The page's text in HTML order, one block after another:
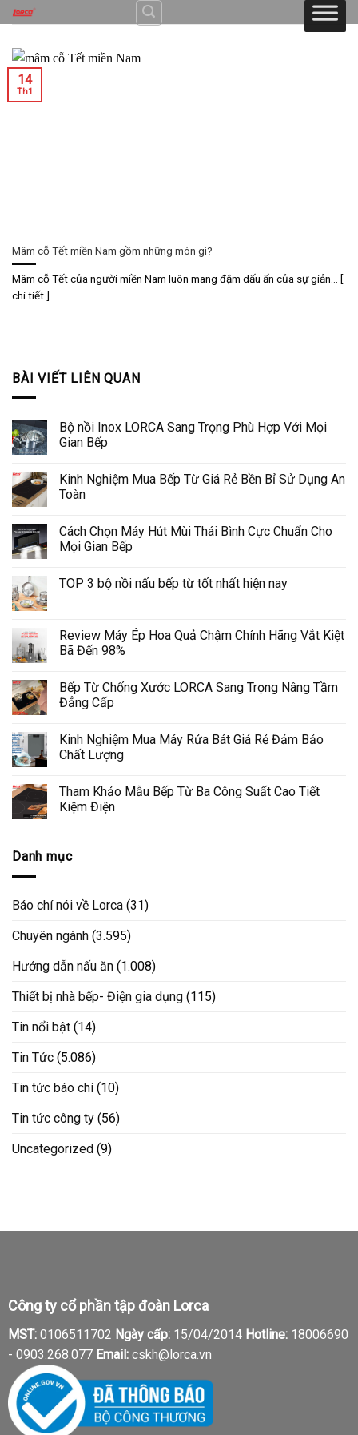
Skip
to
content
Mâm cỗ Tết miền Nam gồm những món gì?
Mâm cỗ Tết của người miền Nam luôn mang đậm dấu ấn của sự giản... [
chi tiết ]
14
Th1
BÀI VIẾT LIÊN QUAN
Bộ nồi Inox LORCA Sang Trọng Phù Hợp Với Mọi
Gian Bếp
Kinh Nghiệm Mua Bếp Từ Giá Rẻ Bền Bỉ Sử Dụng An
Toàn
Cách Chọn Máy Hút Mùi Thái Bình Cực Chuẩn Cho
Mọi Gian Bếp
TOP 3 bộ nồi nấu bếp từ tốt nhất hiện nay
Review Máy Ép Hoa Quả Chậm Chính Hãng Vắt Kiệt
Bã Đến 98%
Bếp Từ Chống Xước LORCA Sang Trọng Nâng Tầm
Đẳng Cấp
Kinh Nghiệm Mua Máy Rửa Bát Giá Rẻ Đảm Bảo
Chất Lượng
Tham Khảo Mẫu Bếp Từ Ba Công Suất Cao Tiết
Kiệm Điện
Danh mục
Báo chí nói về Lorca (31)
Chuyên ngành (3.595)
Hướng dẫn nấu ăn (1.008)
Thiết bị nhà bếp- Điện gia dụng (115)
Tin nổi bật (14)
Tin Tức (5.086)
Tin tức báo chí(10)
Tin tức công ty (56)
Uncategorized (9)
Công ty cổ phần tập đoàn Lorca
MST:0106511702 Ngày cấp:15/04/2014 Hotline:18006690
- 0903.268.077 Email:cskh@lorca.vn